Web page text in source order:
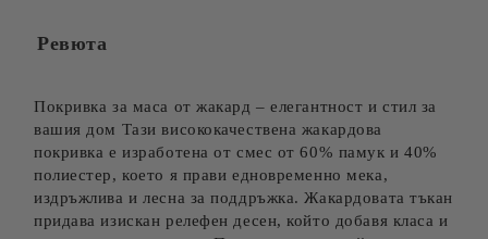
Ние ще се свържем с вас в рамките на работния ден.
Ревюта
Покривка за маса от жакард – елегантност и стил за
вашия дом Тази висококачествена жакардова
покривка е изработена от смес от 60% памук и 40%
полиестер, което я прави едновременно мека,
издръжлива и лесна за поддръжка. Жакардовата тъкан
придава изискан релефен десен, който добавя класа и